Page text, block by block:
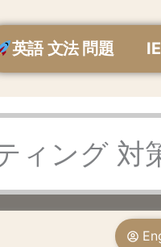
英語 文法 問題
ィング 対